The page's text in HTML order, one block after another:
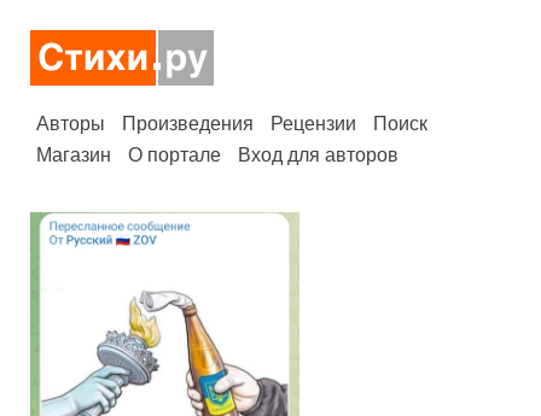
Авторы Произведения Рецензии
Поиск
Магазин
О портале Вход для авторов